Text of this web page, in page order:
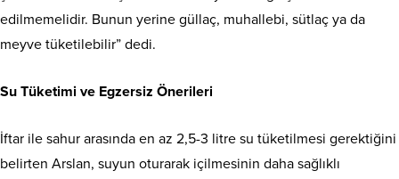
edilmemelidir. Bunun yerine güllaç, muhallebi, sütlaç ya da
meyve tüketilebilir” dedi.
Su Tüketimi ve Egzersiz Önerileri
İftar ile sahur arasında en az 2,5-3 litre su tüketilmesi gerektiğini
belirten Arslan, suyun oturarak içilmesinin daha sağlıklı